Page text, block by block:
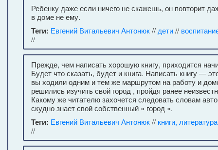
Ребенку даже если ничего не скажешь, он повторит
в доме не ему.
Теги: Евгений Витальевич Антонюк// дети//
//
Прежде, чем написать хорошую книгу, приходится
Будет что сказать, будет и книга. Написать книгу —
вы ходили одним и тем же маршрутом на работу и
решились изучить свой город , пройдя ранее
Какому же читателю захочется следовать словам
скудно знает свой собственный « город ».
Теги: Евгений Витальевич Антонюк// книги, литература
//